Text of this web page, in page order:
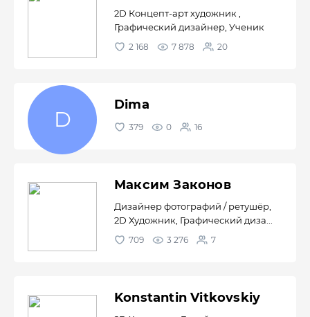
2D Концепт-арт художник ,
Графический дизайнер, Ученик
2 168 7 878 20
Dima
379 0 16
Максим Законов
Дизайнер фотографий / ретушёр,
2D Художник, Графический диза...
709 3 276 7
Konstantin Vitkovskiy